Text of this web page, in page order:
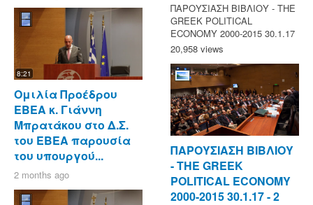
8:21
Ομιλία Προέδρου
ΕΒΕΑ κ. Γιάννη
Μπρατάκου στο Δ.Σ.
του ΕΒΕΑ παρουσία
του υπουργού...
2 months ago
ΠΑΡΟΥΣΙΑΣΗ ΒΙΒΛΙΟΥ - ΤΗΕ
GREEK POLITICAL
ECONOMY 2000-2015 30.1.17
20,958 views
ΠΑΡΟΥΣΙΑΣΗ ΒΙΒΛΙΟΥ
- ΤΗΕ GREEK
POLITICAL ECONOMY
2000-2015 30.1.17 - 2